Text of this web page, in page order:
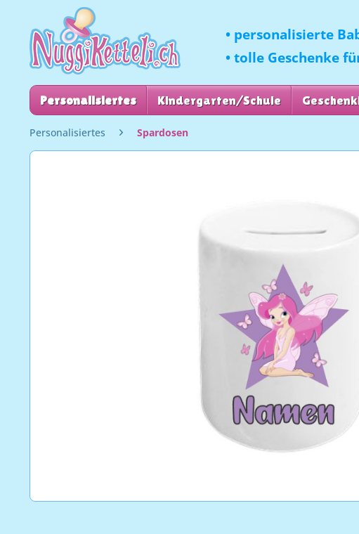
• personalisierte
• tolle Geschenke
Personalisiertes Kindergarten/Schule
Personalisiertes Spardosen